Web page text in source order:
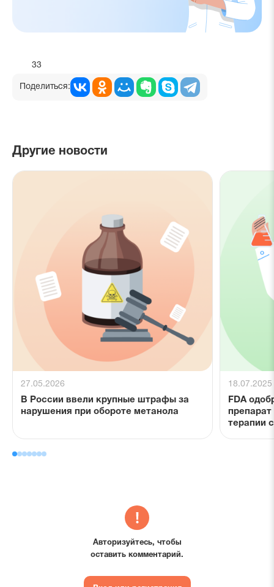
33
Поделиться:
Другие новости
27.05.2026
В России ввели крупные штрафы за
нарушения при обороте метанола
18.07.2025
FDA
препарат
терапии
Авторизуйтесь, чтобы
оставить комментарий.